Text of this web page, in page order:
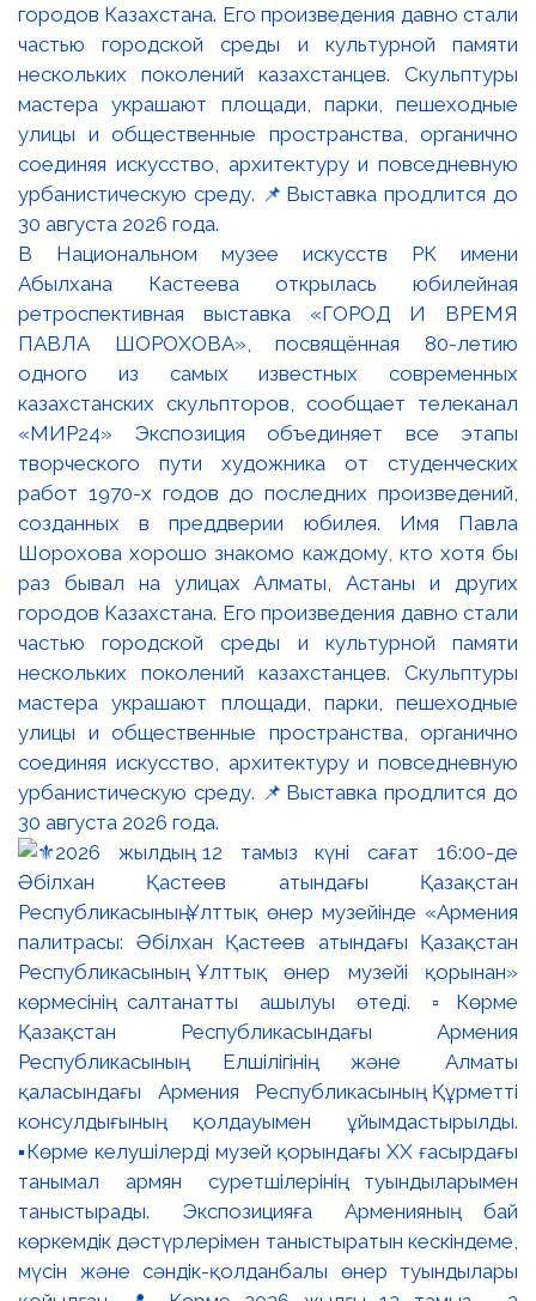
В Национальном музее искусств РК имени
Абылхана Кастеева открылась юбилейная
ретроспективная выставка «ГОРОД И ВРЕМЯ
ПАВЛА ШОРОХОВА», посвящённая 80-летию
одного из самых известных современных
казахстанских скульпторов, сообщает телеканал
«МИР24» Экспозиция объединяет все этапы
творческого пути художника от студенческих
работ 1970-х годов до последних произведений,
созданных в преддверии юбилея. Имя Павла
Шорохова хорошо знакомо каждому, кто хотя бы
раз бывал на улицах Алматы, Астаны и других
городов Казахстана. Его произведения давно стали
частью городской среды и культурной памяти
нескольких поколений казахстанцев. Скульптуры
мастера украшают площади, парки, пешеходные
улицы и общественные пространства, органично
соединяя искусство, архитектуру и повседневную
урбанистическую среду. 📌Выставка продлится до
30 августа 2026 года.